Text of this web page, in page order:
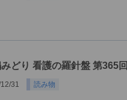
みどり 看護の羅針盤 第365回
31 読み物